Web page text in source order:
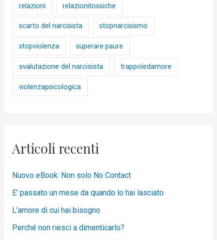
relazioni relazionitossiche
scarto del narcisista stopnarcisismo
stopviolenza superare paure
svalutazione del narcisista trappoledamore
violenzapsicologica
Articoli recenti
Nuovo eBook: Non solo No Contact
E’ passato un mese da quando lo hai lasciato
L’amore di cui hai bisogno
Perché non riesci a dimenticarlo?